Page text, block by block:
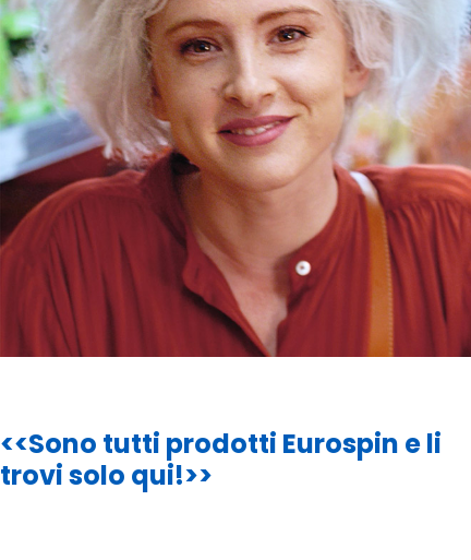
<<Sono tutti prodotti Eurospin e li
trovi solo qui!>>